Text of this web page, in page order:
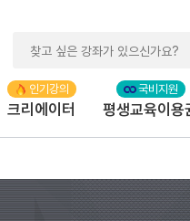
크리에이터 평생교육이용